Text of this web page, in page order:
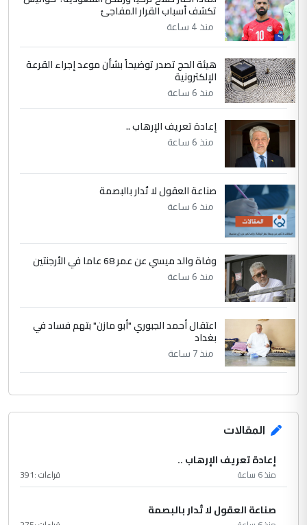
عبد الأمير جاسم هليل
التعليق : نحن اباء الطلاب الأوائل على العراق
نتشرف بلقاء السيد احمد الصافي في العتبات
الموضوع :
مكتب السيد احمد الصافي : لا يوجود
لدينا اي حساب على الفيس بوك وتويتر
تكشف أسباب القرار المفاجئ
منذ 4 ساعة
هيئة الحج تصدر توضيحاً بشأن موعد إجراء القرعة
الإلكترونية
منذ 6 ساعة
إعادة تعريف الإرهاب ..
منذ 6 ساعة
صناعة العقول لا تُدار بالبصمة
منذ 6 ساعة
وفاة والد ميسي عن عمر 68 عاما في الأرجنتين
منذ 6 ساعة
اعتقال أحمد الجبوري "أبو مازن" بتهم فساد في
بغداد
منذ 7 ساعة
المقالات
إعادة تعريف الإرهاب ..
منذ 6 ساعة قراءات :391
صناعة العقول لا تُدار بالبصمة